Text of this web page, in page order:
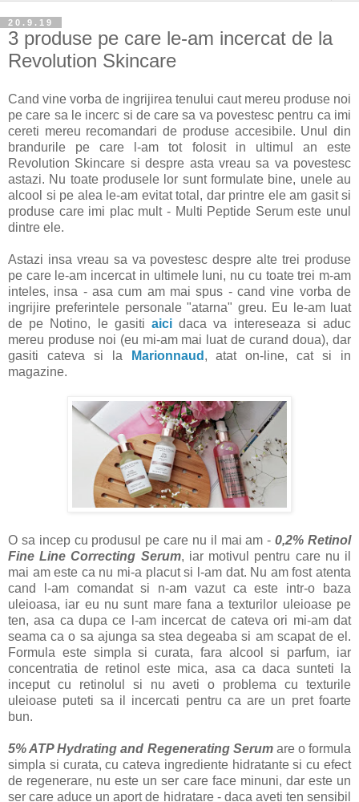
20.9.19
3 produse pe care le-am incercat de la
Revolution Skincare
Cand vine vorba de ingrijirea tenului caut mereu produse noi
pe care sa le incerc si de care sa va povestesc pentru ca imi
cereti mereu recomandari de produse accesibile. Unul din
brandurile pe care l-am tot folosit in ultimul an este
Revolution Skincare si despre asta vreau sa va povestesc
astazi. Nu toate produsele lor sunt formulate bine, unele au
alcool si pe alea le-am evitat total, dar printre ele am gasit si
produse care imi plac mult - Multi Peptide Serum este unul
dintre ele.
Astazi insa vreau sa va povestesc despre alte trei produse
pe care le-am incercat in ultimele luni, nu cu toate trei m-am
inteles, insa - asa cum am mai spus - cand vine vorba de
ingrijire preferintele personale "atarna" greu. Eu le-am luat
de pe Notino, le gasiti aici daca va intereseaza si aduc
mereu produse noi (eu mi-am mai luat de curand doua), dar
gasiti cateva si la
Marionnaud , atat on-line, cat si in
magazine.
O sa incep cu produsul pe care nu il mai am -0,2% Retinol
Fine Line Correcting Serum, iar motivul pentru care nu il
mai am este ca nu mi-a placut si l-am dat. Nu am fost atenta
cand l-am comandat si n-am vazut ca este intr-o baza
uleioasa, iar eu nu sunt mare fana a texturilor uleioase pe
ten, asa ca dupa ce l-am incercat de cateva ori mi-am dat
seama ca o sa ajunga sa stea degeaba si am scapat de el.
Formula este simpla si curata, fara alcool si parfum, iar
concentratia de retinol este mica, asa ca daca sunteti la
inceput cu retinolul si nu aveti o problema cu texturile
uleioase puteti sa il incercati pentru ca are un pret foarte
bun.
5% ATP Hydrating and Regenerating Serumare o formula
simpla si curata, cu cateva ingrediente hidratante si cu efect
de regenerare, nu este un ser care face minuni, dar este un
ser care aduce un aport de hidratare - daca aveti ten sensibil